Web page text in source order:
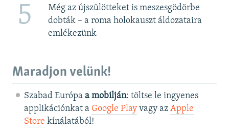
5
Még az újszülötteket is meszesgödörbe
dobták – a roma holokauszt áldozataira
emlékezünk
Maradjon velünk!
Szabad Európa a mobilján: töltse le ingyenes
applikációnkat a Google Playvagy az Apple
Store kínálatából!